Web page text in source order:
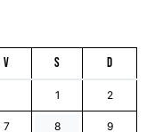
V S D
1 2
7 8 9